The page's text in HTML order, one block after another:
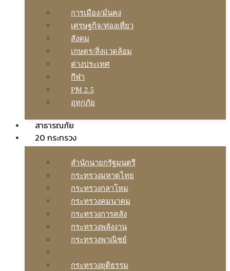
การเมือง/มั่นคง
เศรษฐกิจ/ท่องเที่ยว
สังคม
เกษตร/สิ่งแวดล้อม
ต่างประเทศ
กีฬา
PM 2.5
อุทกภัย
สาธารณภัย
20 กระทรวง
สํานักนายกรัฐมนตรี
กระทรวงมหาดไทย
กระทรวงกลาโหม
กระทรวงคมนาคม
กระทรวงการคลัง
กระทรวงพลังงาน
กระทรวงพาณิชย์
กระทรวงยุติธรรม